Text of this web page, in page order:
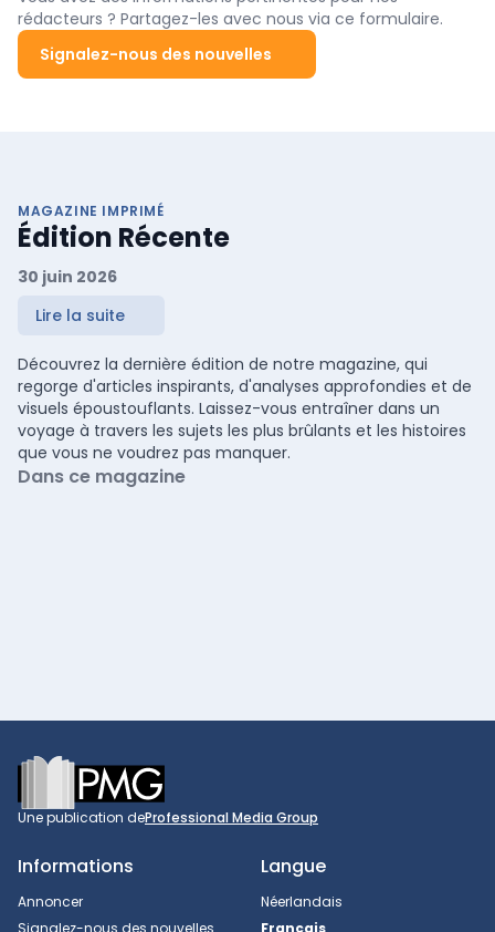
rédacteurs ? Partagez-les avec nous via ce formulaire.
Signalez-nous des nouvelles
MAGAZINE IMPRIMÉ
Édition Récente
30 juin 2026
Lire la suite
Découvrez la dernière édition de notre magazine, qui
regorge d'articles inspirants, d'analyses approfondies et de
visuels époustouflants. Laissez-vous entraîner dans un
voyage à travers les sujets les plus brûlants et les histoires
que vous ne voudrez pas manquer.
Dans ce magazine
Footer
Une publication deProfessional Media Group
Informations
Annoncer
Signalez-nous des nouvelles
Langue
Néerlandais
Français